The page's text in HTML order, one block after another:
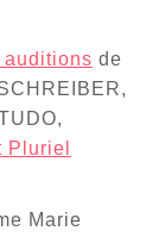
auditions de
Pluriel
Marie